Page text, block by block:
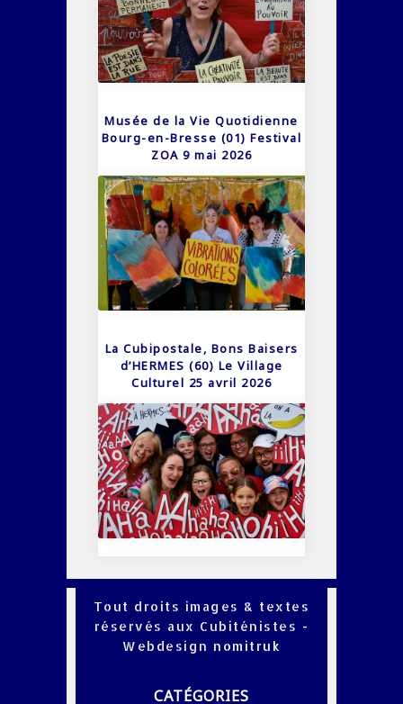
Musée de la Vie Quotidienne
Bourg-en-Bresse (01) Festival
ZOA 9 mai 2026
La Cubipostale, Bons Baisers
d’HERMES (60) Le Village
Culturel 25 avril 2026
Tout droits images & textes
réservés aux Cubiténistes -
Webdesign nomitruk
CATÉGORIES